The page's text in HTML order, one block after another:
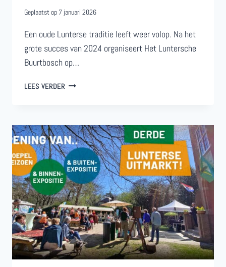
Geplaatst op 7 januari 2026
Een oude Lunterse traditie leeft weer volop. Na het
grote succes van 2024 organiseert Het Luntersche
Buurtbosch op…
LEES VERDERTWEEDE